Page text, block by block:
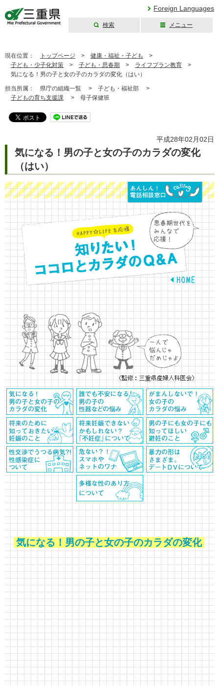
Foreign Languages
検索 メニュー
現在位置： トップページ > 健康・福祉・子ども
>
子ども・少子化対策 > 子ども・思春期 > ライフプラン教育 >
気になる！男の子と女の子のカラダの変化（はい）
担当所属： 県庁の組織一覧 > 子ども・福祉部 >
子どもの育ち支援課 > 母子保健班
平成28年02月02日
気になる！男の子と女の子のカラダの変化
（はい）
気になる！男の子と女の子のカラダの変化